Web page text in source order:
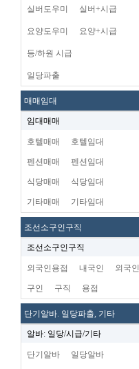
실버도우미 실버+시급
요양도우미 요양+시급
등/하원 시급
일당파출
매매임대
임대매매
호텔매매 호텔임대
펜션매매 펜션임대
식당매매 식당임대
기타매매 기타임대
조선소구인구직
조선소구인구직
외국인용접 내국인 외국인
구인 구직 용접
단기알바. 일당파출, 기타
알바: 일당/시급/기타
단기알바 일당알바